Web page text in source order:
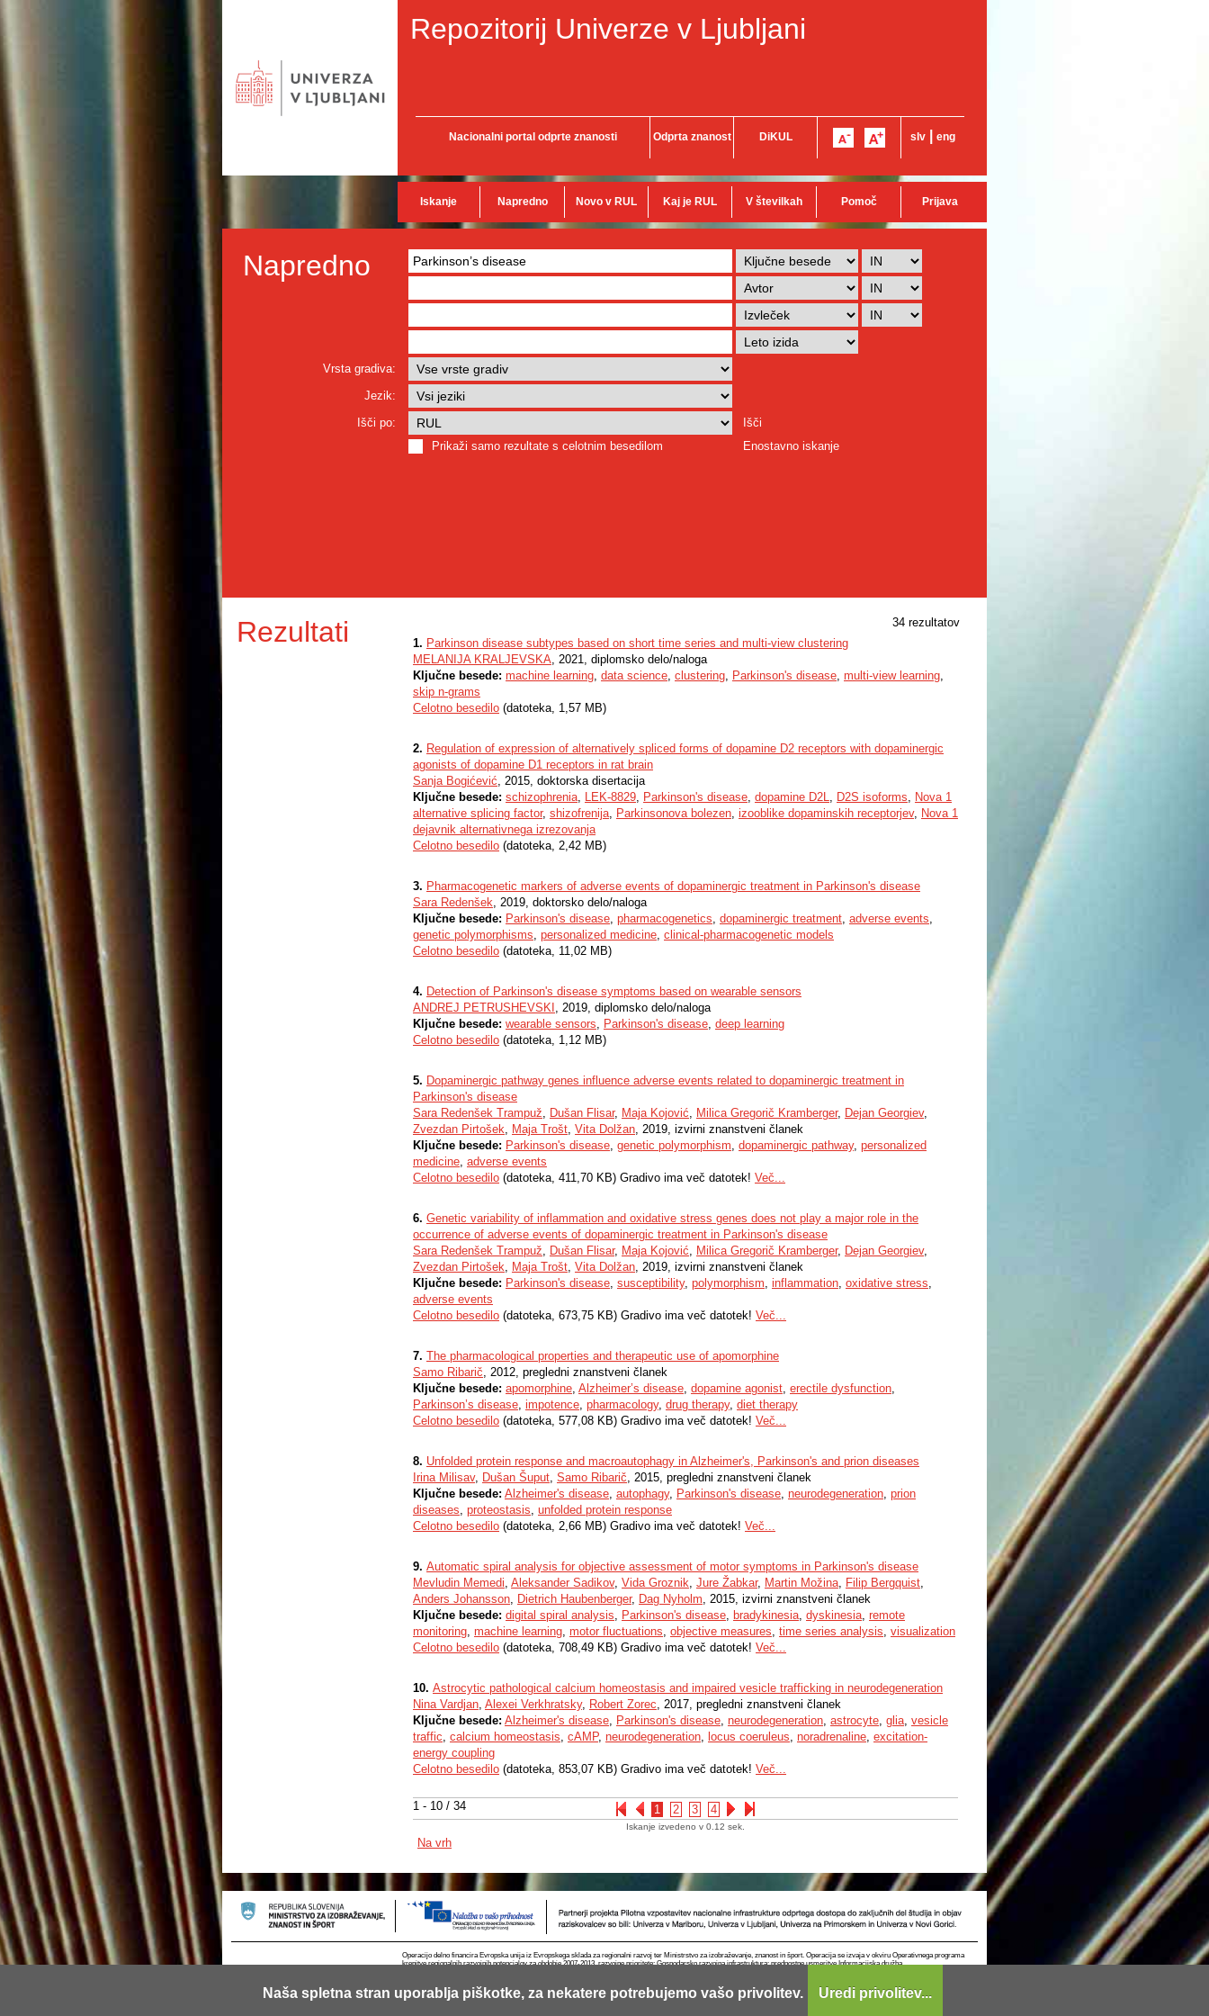
Naša spletna stran uporablja piškotke, za nekatere potrebujemo vašo privolitev. Uredi privolitev...
Repozitorij Univerze v Ljubljani
Nacionalni portal odprte znanosti Odprta znanost DiKUL slv eng
Iskanje Napredno Novo v RUL Kaj je RUL V številkah Pomoč Prijava
Napredno
Vrsta gradiva:
Jezik:
Išči po:
Išči
Prikaži samo rezultate s celotnim besedilom
Enostavno iskanje
Rezultati 34 rezultatov
1 - 10 / 34 1 2 3 4
1. Parkinson disease subtypes based on short time series and multi-view clustering
MELANIJA KRALJEVSKA, 2021, diplomsko delo/naloga
Ključne besede: machine learning, data science, clustering, Parkinson's disease, multi-view learning,
skip n-grams
Celotno besedilo (datoteka, 1,57 MB)
2. Regulation of expression of alternatively spliced forms of dopamine D2 receptors with dopaminergic
agonists of dopamine D1 receptors in rat brain
Sanja Bogićević, 2015, doktorska disertacija
Ključne besede: schizophrenia, LEK-8829, Parkinson's disease, dopamine D2L, D2S isoforms, Nova 1
alternative splicing factor, shizofrenija, Parkinsonova bolezen, izooblike dopaminskih receptorjev, Nova 1
dejavnik alternativnega izrezovanja
Celotno besedilo (datoteka, 2,42 MB)
3. Pharmacogenetic markers of adverse events of dopaminergic treatment in Parkinson's disease
Sara Redenšek, 2019, doktorsko delo/naloga
Ključne besede: Parkinson's disease, pharmacogenetics, dopaminergic treatment, adverse events,
genetic polymorphisms, personalized medicine, clinical-pharmacogenetic models
Celotno besedilo (datoteka, 11,02 MB)
4. Detection of Parkinson's disease symptoms based on wearable sensors
ANDREJ PETRUSHEVSKI , 2019, diplomsko delo/naloga
Ključne besede: wearable sensors, Parkinson's disease, deep learning
Celotno besedilo (datoteka, 1,12 MB)
5. Dopaminergic pathway genes influence adverse events related to dopaminergic treatment in
Parkinson's disease
Sara Redenšek Trampuž, Dušan Flisar, Maja Kojović, Milica Gregorič Kramberger, Dejan Georgiev,
Zvezdan Pirtošek, Maja Trošt, Vita Dolžan, 2019, izvirni znanstveni članek
Ključne besede: Parkinson's disease, genetic polymorphism, dopaminergic pathway, personalized
medicine, adverse events
Celotno besedilo (datoteka, 411,70 KB) Gradivo ima več datotek! Več...
6. Genetic variability of inflammation and oxidative stress genes does not play a major role in the
occurrence of adverse events of dopaminergic treatment in Parkinson's disease
Sara Redenšek Trampuž, Dušan Flisar, Maja Kojović, Milica Gregorič Kramberger, Dejan Georgiev,
Zvezdan Pirtošek, Maja Trošt, Vita Dolžan, 2019, izvirni znanstveni članek
Ključne besede: Parkinson's disease, susceptibility, polymorphism, inflammation, oxidative stress,
adverse events
Celotno besedilo (datoteka, 673,75 KB) Gradivo ima več datotek! Več...
7. The pharmacological properties and therapeutic use of apomorphine
Samo Ribarič, 2012, pregledni znanstveni članek
Ključne besede: apomorphine, Alzheimer’s disease, dopamine agonist, erectile dysfunction,
Parkinson’s disease, impotence, pharmacology, drug therapy, diet therapy
Celotno besedilo (datoteka, 577,08 KB) Gradivo ima več datotek! Več...
8. Unfolded protein response and macroautophagy in Alzheimer's, Parkinson's and prion diseases
Irina Milisav, Dušan Šuput, Samo Ribarič, 2015, pregledni znanstveni članek
Ključne besede: Alzheimer's disease, autophagy, Parkinson's disease, neurodegeneration, prion
diseases, proteostasis, unfolded protein response
Celotno besedilo (datoteka, 2,66 MB) Gradivo ima več datotek! Več...
9. Automatic spiral analysis for objective assessment of motor symptoms in Parkinson's disease
Mevludin Memedi, Aleksander Sadikov, Vida Groznik, Jure Žabkar, Martin Možina, Filip Bergquist,
Anders Johansson, Dietrich Haubenberger, Dag Nyholm, 2015, izvirni znanstveni članek
Ključne besede: digital spiral analysis, Parkinson's disease, bradykinesia, dyskinesia, remote
monitoring, machine learning, motor fluctuations, objective measures, time series analysis, visualization
Celotno besedilo (datoteka, 708,49 KB) Gradivo ima več datotek! Več...
10. Astrocytic pathological calcium homeostasis and impaired vesicle trafficking in neurodegeneration
Nina Vardjan, Alexei Verkhratsky, Robert Zorec, 2017, pregledni znanstveni članek
Ključne besede: Alzheimer's disease, Parkinson's disease, neurodegeneration, astrocyte, glia, vesicle
traffic, calcium homeostasis, cAMP, neurodegeneration, locus coeruleus, noradrenaline, excitation-
energy coupling
Celotno besedilo (datoteka, 853,07 KB) Gradivo ima več datotek! Več...
Iskanje izvedeno v 0.12 sek.
Na vrh
Operacijo delno financira Evropska unija iz Evropskega sklada za regionalni razvoj ter Ministrstvo za izobraževanje, znanost in šport. Operacija se izvaja v okviru Operativnega programa
krepitve regionalnih razvojnih potencialov za obdobje 2007-2013, razvojne prioritete: Gospodarsko razvojna infrastruktura; prednostne usmeritve Informacijska družba.
© 2013 Univerza v Ljubljani Kontakt RSS Piškotki Pogoji uporabe Mobilno